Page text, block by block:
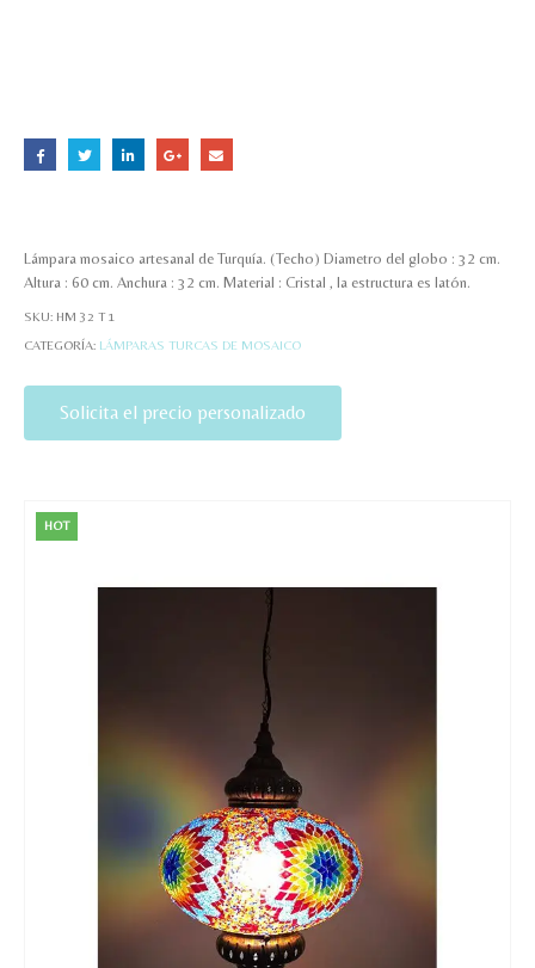
Lámpara mosaico artesanal de Turquía. (Techo) Diametro del globo : 32 cm.
Altura : 60 cm. Anchura : 32 cm. Material : Cristal , la estructura es latón.
SKU: HM 32 T 1
CATEGORÍA: LÁMPARAS TURCAS DE MOSAICO
Solicita el precio personalizado
HOT